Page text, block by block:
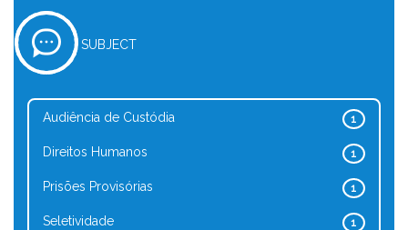
SUBJECT
1
Audiência de Custódia
1
Direitos Humanos
1
Prisões Provisórias
1
Seletividade